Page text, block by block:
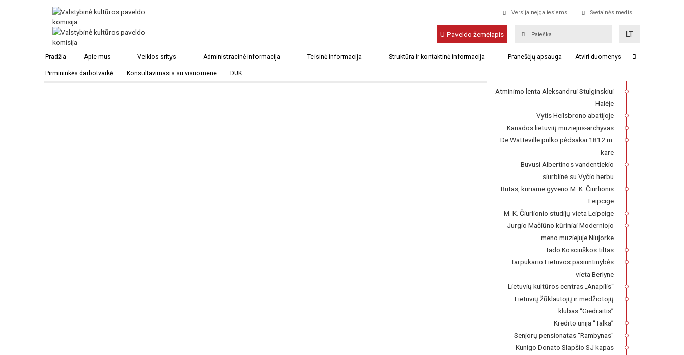
Versija neįgaliesiems Svetainės medis
U-Paveldo žemėlapis LT
Pradžia Apie mus Veiklos sritys Administracinė informacija Teisinė informacija Struktūra ir kontaktinė informacija Pranešėjų apsauga Atviri duomenys
Pirmininkės darbotvarkė Konsultavimasis su visuomene DUK
Vėluvos pilies vieta
Vėluva
Franckesche Stiftungen kompleksas,
Atminimo lenta Aleksandrui Stulginskiui
Halėje
Vytis Heilsbrono abatijoje
Kanados lietuvių muziejus-archyvas
De Watteville pulko pėdsakai 1812 m.
kare
Buvusi Albertinos vandentiekio
siurblinė su Vyčio herbu
Butas, kuriame gyveno M. K. Čiurlionis
Leipcige
M. K. Čiurlionio studijų vieta Leipcige
Jurgio Mačiūno kūriniai Moderniojo
meno muziejuje Niujorke
Tado Kosciuškos tiltas
Tarpukario Lietuvos pasiuntinybės
vieta Berlyne
Lietuvių kultūros centras „Anapilis“
Lietuvių žūklautojų ir medžiotojų
klubas “Giedraitis”
Kredito unija “Talka”
Senjorų pensionatas “Rambynas"
Kunigo Donato Slapšio SJ kapas